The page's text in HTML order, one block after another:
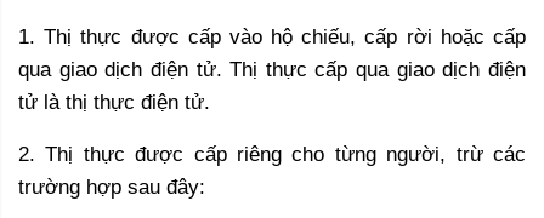
1. Thị thực được cấp vào hộ chiếu, cấp rời hoặc cấp
qua giao dịch điện tử. Thị thực cấp qua giao dịch điện
tử là thị thực điện tử.
2. Thị thực được cấp riêng cho từng người, trừ các
trường hợp sau đây: